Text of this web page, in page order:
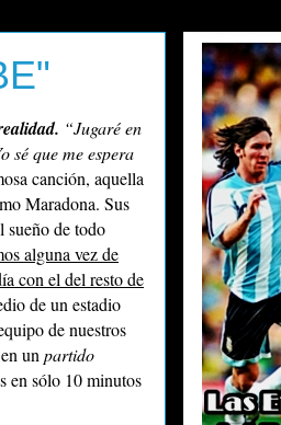
“Jugaré en
sé que me espera
canción, aquella
Maradona. Sus
sueño de todo
alguna vez de
con el del resto de
de un estadio
de nuestros
un partido
en sólo 10 minutos